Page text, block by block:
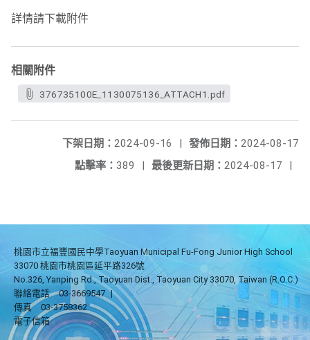
詳情請下載附件
相關附件
376735100E_1130075136_ATTACH1.pdf
發佈日期： 2024-08-17
下架日期： 2024-09-16
|
最後更新日期： 2024-08-17 |
點擊率： 389 |
桃園市立福豐國民中學Taoyuan Municipal Fu-Fong Junior High School
33070 桃園市桃園區延平路326號
No.326, Yanping Rd., Taoyuan Dist., Taoyuan City 33070, Taiwan (R.O.C.)
聯絡電話
03-3669547 |
傳真
03-3758362
電子信箱